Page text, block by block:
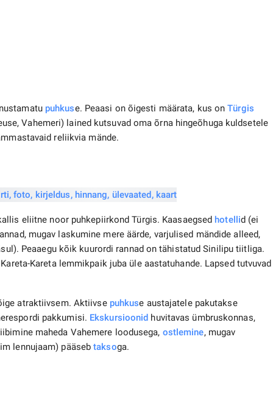
puhkuse. Peaasi on õigesti määrata, kus onTürgis
Vahemeri) lained kutsuvad oma õrna hingeõhuga kuldsetele
reliikvia mände.
eliitne noor puhkepiirkond Türgis. Kaasaegsed hotellid (ei
mugav laskumine mere äärde, varjulised mändide alleed,
Peaaegu kõik kuurordi rannad on tähistatud Sinilipu tiitliga.
Kareta lemmikpaik juba üle aastatuhande. Lapsed tutvuvad
atraktiivsem. Aktiivse puhkuse austajatele pakutakse
pakkumisi. Ekskursioonid huvitavas ümbruskonnas,
maheda Vahemere loodusega, ostlemine, mugav
lennujaam) pääsebtaksoga.